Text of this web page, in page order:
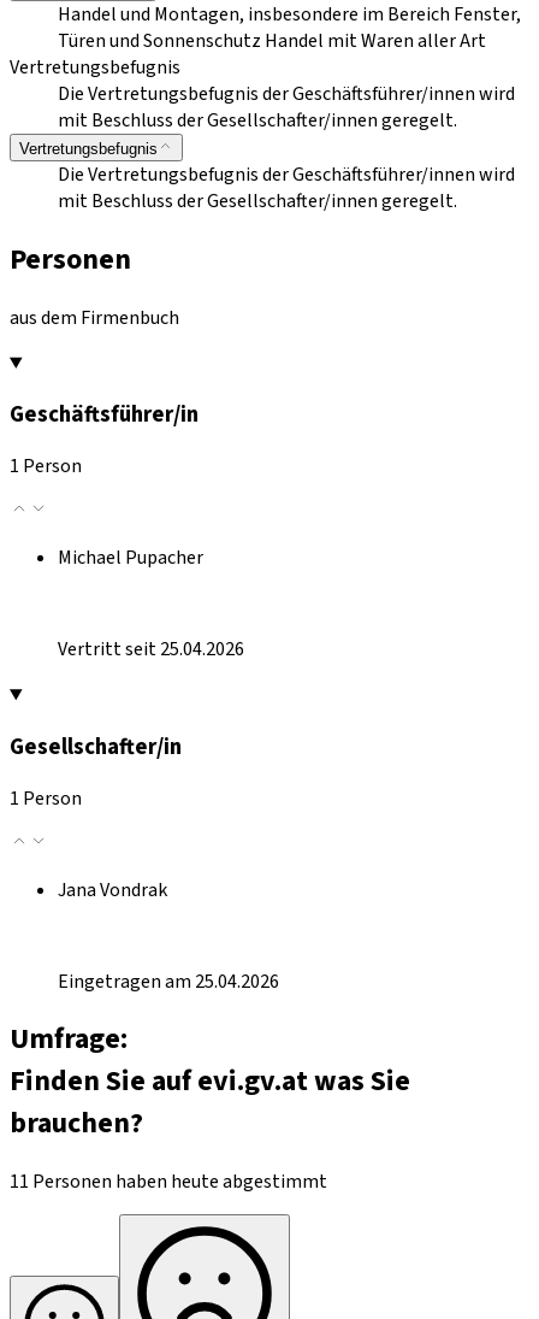
Handel und Montagen, insbesondere im Bereich Fenster,
Türen und Sonnenschutz Handel mit Waren aller Art
Vertretungsbefugnis
Die Vertretungsbefugnis der Geschäftsführer/innen wird
mit Beschluss der Gesellschafter/innen geregelt.
Vertretungsbefugnis
Die Vertretungsbefugnis der Geschäftsführer/innen wird
mit Beschluss der Gesellschafter/innen geregelt.
Personen
aus dem Firmenbuch
Geschäftsführer/in
1 Person
Michael Pupacher
Vertritt seit 25.04.2026
Gesellschafter/in
1 Person
Jana Vondrak
Eingetragen am 25.04.2026
Umfrage:
Finden Sie auf evi.gv.at was Sie
brauchen?
11 Personen haben heute abgestimmt